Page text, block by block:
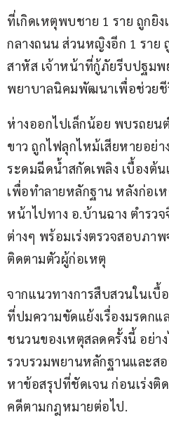
ที่เกิดเหตุพบชาย 1 ราย ถูกยิ
กลางถนน ส่วนหญิงอีก 1 ราย
สาหัส เจ้าหน้าที่กู้ภัยรีบปฐมพ
พยาบาลนิคมพัฒนาเพื่อช่วยชี
ห่างออกไปเล็กน้อย พบรถย
ขาว ถูกไฟลุกไหม้เสียหายอย่
ระดมฉีดน้ำสกัดเพลิง เบื้องต้
เพื่อทำลายหลักฐาน หลังก่อ
หน้าไปทาง อ.บ้านฉาง ตำรว
ต่างๆ พร้อมเร่งตรวจสอบภา
ติดตามตัวผู้ก่อเหตุ
จากแนวทางการสืบสวนในเบื้
ที่ปมความขัดแย้งเรื่องมรดก
ชนวนของเหตุสลดครั้งนี้ อย่า
รวบรวมพยานหลักฐานและส
หาข้อสรุปที่ชัดเจน ก่อนเร่งติ
คดีตามกฎหมายต่อไป.